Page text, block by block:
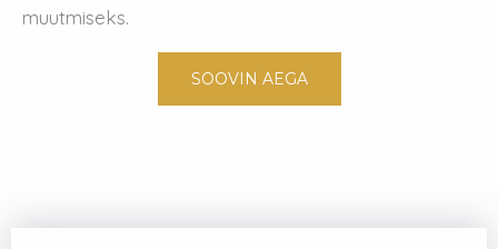
muutmiseks.
SOOVIN AEGA